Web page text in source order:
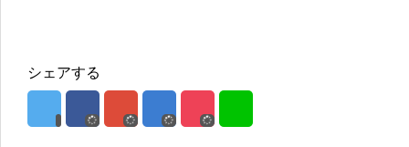
シェアする